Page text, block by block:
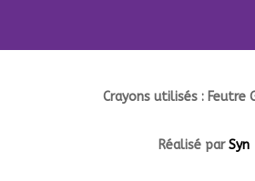
Crayons utilisés : Feutre
Réalisé parSyn